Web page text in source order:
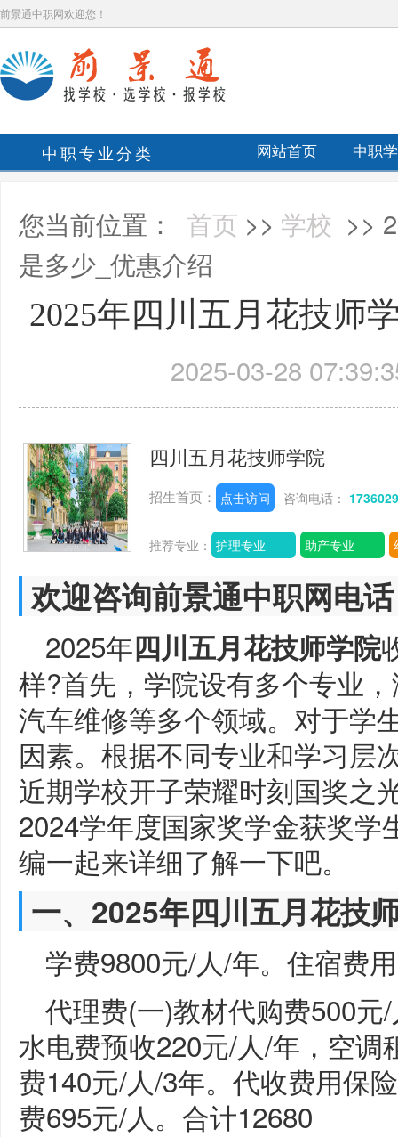
前景通中职网欢迎您！
中职专业分类 网站首页 中职
您当前位置： 首页 >> 学校 >>
是多少_优惠介绍
2025年四川五月花技师
2025-03-28
四川五月花技师学院
招生首页： 点击访问 咨询电话：
推荐专业： 护理专业 助产专业
欢迎咨询前景通中职网电
2025年四川五月花技师学院
样?首先，学院设有多个专业
汽车维修等多个领域。对于学
因素。根据不同专业和学习层
近期学校开子荣耀时刻国奖之
2024学年度国家奖学金获奖
编一起来详细了解一下吧。
一、2025年四川五月花技
学费9800元/人/年。住宿费
代理费(一)教材代购费500
水电费预收220元/人/年，空
费140元/人/3年。代收费用保
费695元/人。合计12680